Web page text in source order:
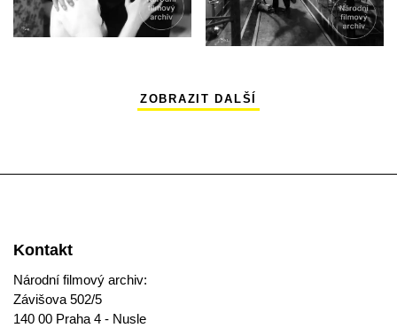
ZOBRAZIT DALŠÍ
Kontakt
Národní filmový archiv:
Závišova 502/5
140 00 Praha 4 - Nusle